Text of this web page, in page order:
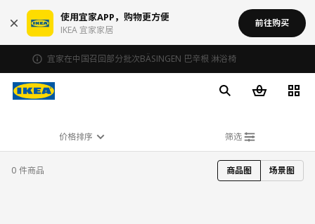
使用宜家APP，购物更方便
IKEA 宜家家居
前往购买
宜家在中国召回部分批次BÄSINGEN 巴辛根 淋浴椅
价格排序 筛选
0 件商品 商品图 场景图